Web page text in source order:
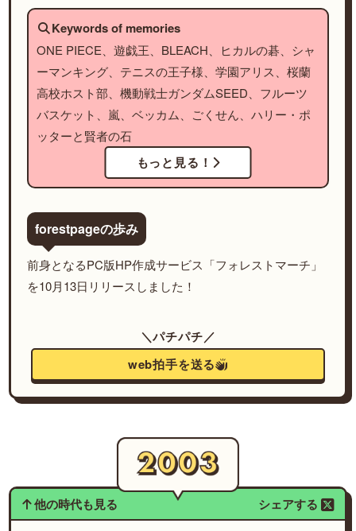
Keywords of memories
ONE PIECE、遊戯王、BLEACH、ヒカルの碁、シャ
ーマンキング、テニスの王子様、学園アリス、桜蘭
高校ホスト部、機動戦士ガンダムSEED、フルーツ
バスケット、嵐、ベッカム、ごくせん、ハリー・ポ
ッターと賢者の石
もっと見る！
forestpageの歩み
前身となるPC版HP作成サービス「フォレストマーチ」
を10月13日リリースしました！
＼パチパチ／
web拍手を送る
他の時代も見る シェアする